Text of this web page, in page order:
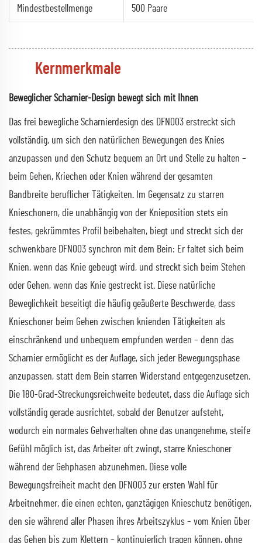
Mindestbestellmenge 500 Paare
Kernmerkmale
Beweglicher Scharnier-Design bewegt sich mit Ihnen
Das frei bewegliche Scharnierdesign des DFN003 erstreckt sich
vollständig, um sich den natürlichen Bewegungen des Knies
anzupassen und den Schutz bequem an Ort und Stelle zu halten –
beim Gehen, Kriechen oder Knien während der gesamten
Bandbreite beruflicher Tätigkeiten. Im Gegensatz zu starren
Knieschonern, die unabhängig von der Knieposition stets ein
festes, gekrümmtes Profil beibehalten, biegt und streckt sich der
schwenkbare DFN003 synchron mit dem Bein: Er faltet sich beim
Knien, wenn das Knie gebeugt wird, und streckt sich beim Stehen
oder Gehen, wenn das Knie gestreckt ist. Diese natürliche
Beweglichkeit beseitigt die häufig geäußerte Beschwerde, dass
Knieschoner beim Gehen zwischen knienden Tätigkeiten als
einschränkend und unbequem empfunden werden – denn das
Scharnier ermöglicht es der Auflage, sich jeder Bewegungsphase
anzupassen, statt dem Bein starren Widerstand entgegenzusetzen.
Die 180-Grad-Streckungsreichweite bedeutet, dass die Auflage sich
vollständig gerade ausrichtet, sobald der Benutzer aufsteht,
wodurch ein normales Gehverhalten ohne das unangenehme, steife
Gefühl möglich ist, das Arbeiter oft zwingt, starre Knieschoner
während der Gehphasen abzunehmen. Diese volle
Bewegungsfreiheit macht den DFN003 zur ersten Wahl für
Arbeitnehmer, die einen echten, ganztägigen Knieschutz benötigen,
den sie während aller Phasen ihres Arbeitszyklus – vom Knien über
das Gehen bis zum Klettern – kontinuierlich tragen können, ohne